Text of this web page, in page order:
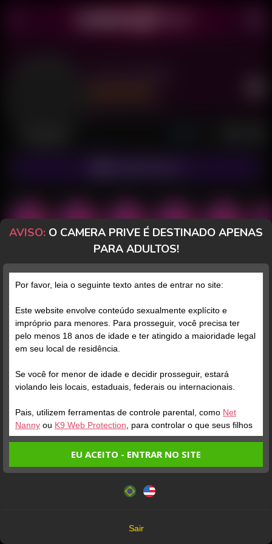
POSTS FANCLUB PAGOS AVALIAÇÕES
Posts (772) Fotos (730) Vídeos
Grátis
Verifique sua conta
3
Verifique sua conta
Este website utiliza cookies e tecnologias semelhantes de
Política de Privacidade
você concorda com estes termos.
AVISO: O CAMERA PRIVE É DESTINADO APENAS
PARA ADULTOS!
Por favor, leia o seguinte texto antes de entrar no site:
Este website envolve conteúdo sexualmente explícito e
impróprio para menores. Para prosseguir, você precisa ter
pelo menos 18 anos de idade e ter atingido a maioridade legal
em seu local de residência.
Se você for menor de idade e decidir prosseguir, estará
violando leis locais, estaduais, federais ou internacionais.
Pais, utilizem ferramentas de controle parental, como Net
Nanny ou K9 Web Protection, para controlar o que seus filhos
veem.
fatos:
Tenho ao menos 18 anos de idade e sou maior de idade
EU ACEITO - ENTRAR NO SITE
Sair